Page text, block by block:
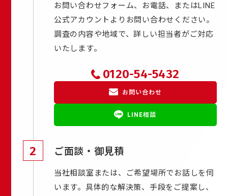
お問い合わせフォーム、お電話、またはLINE
公式アカウントよりお問い合わせください。
調査の内容や地域で、詳しい担当者がご対応
いたします。
0120-54-5432
お問い合わせ
LINE相談
2 ご面談・御見積
当社相談室または、ご希望場所でお話しを伺
います。具体的な解決策、手段をご提案し、